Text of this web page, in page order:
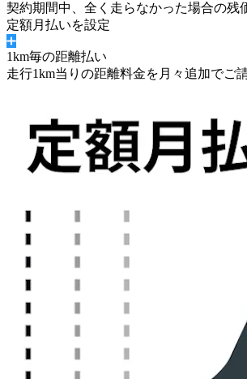
契約期間中、 全く走らなかった場合の残
定額月払いを設定
1km毎の距離払い
走行1km当りの距離料金を月々追加でご